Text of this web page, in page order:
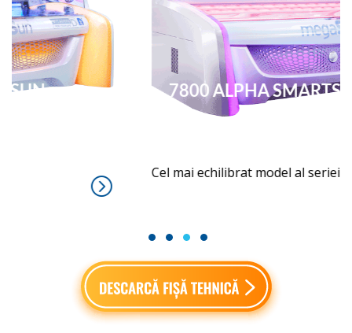
7800 ALPHA SMARTSUN
Cel mai echilibrat model al seriei
1 2 3 4